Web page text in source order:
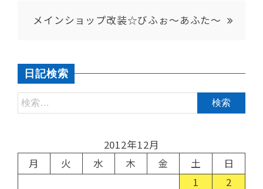
メインショップ改装☆びふぉ～あふた～
日記検索
2012年12月
月
火 水 木 金 土
日
1
2